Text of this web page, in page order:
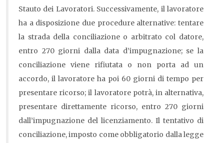
Stauto dei Lavoratori. Successivamente, il lavoratore
ha a disposizione due procedure alternative: tentare
la strada della conciliazione o arbitrato col datore,
entro 270 giorni dalla data d’impugnazione; se la
conciliazione viene rifiutata o non porta ad un
accordo, il lavoratore ha poi 60 giorni di tempo per
presentare ricorso; il lavoratore potrà, in alternativa,
presentare direttamente ricorso, entro 270 giorni
dall’impugnazione del licenziamento. Il tentativo di
conciliazione, imposto come obbligatorio dalla legge